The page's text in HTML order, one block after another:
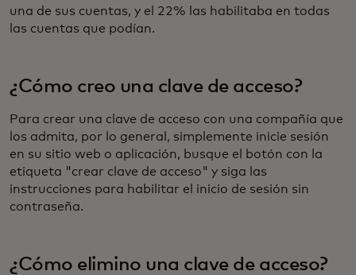
una de sus cuentas, y el 22% las habilitaba en todas
las cuentas que podían.
¿Cómo creo una clave de acceso?
Para crear una clave de acceso con una compañía que
los admita, por lo general, simplemente inicie sesión
en su sitio web o aplicación, busque el botón con la
etiqueta "crear clave de acceso" y siga las
instrucciones para habilitar el inicio de sesión sin
contraseña.
¿Cómo elimino una clave de acceso?